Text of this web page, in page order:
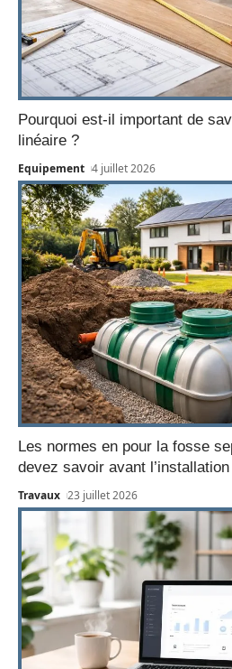
Pourquoi est-il important de
linéaire ?
Equipement 4 juillet 2026
Les normes en pour la fosse
devez savoir avant l’installation
Travaux 23 juillet 2026